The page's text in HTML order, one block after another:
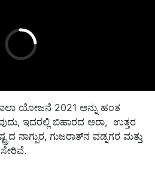
ಯೋಜನೆ 2021 ಅನ್ನು ಹಂತ
ಇದರಲ್ಲಿ ಬಿಹಾರದ ಅರಾ, ಉತ್ತರ
ನಾಗ್ಪುರ, ಗುಜರಾತ್‌ನ ವಡ್ನಗರ ಮತ್ತು